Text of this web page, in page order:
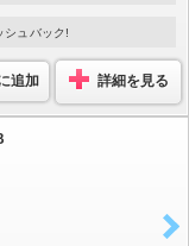
シュバック!
追加 詳細を見る